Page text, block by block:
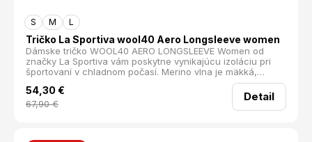
S M L
Tričko La Sportiva wool40 Aero Longsleeve women
Dámske tričko WOOL40 AERO LONGSLEEVE Women od
značky La Sportiva vám poskytne vynikajúcu izoláciu pri
športovaní v chladnom počasí. Merino vlna je mäkká,
priedušná a udržuje teplo aj pri vlhkosti. Vďaka technológii
Knit_Tech™ ponúka tkanina optimálnu izoláciu, skvelú
priedušnosť a neobmedzenú voľnosť pohybu.
Antibakteriálna úprava Polygiene® znižuje tvorbu baktérií,
54,30 €
67,90€
Detail